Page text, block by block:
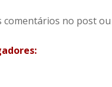
no post